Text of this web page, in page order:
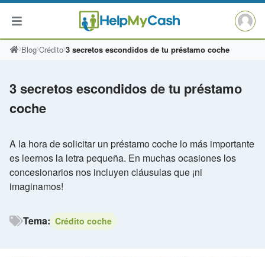
SaltarBlog Crédito 3 secretos escondidos de tu préstamo coche
3 secretos escondidos de tu préstamo
coche
A la hora de solicitar un préstamo coche lo más importante
es leernos la letra pequeña. En muchas ocasiones los
concesionarios nos incluyen cláusulas que ¡ni
imaginamos!
Tema: Crédito coche